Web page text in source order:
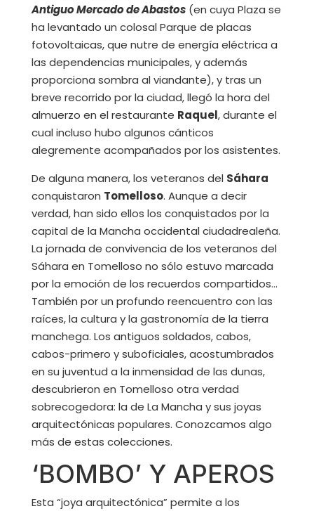
Antiguo Mercado de Abastos(en cuya Plaza se
ha levantado un colosal Parque de placas
fotovoltaicas, que nutre de energía eléctrica a
las dependencias municipales, y además
proporciona sombra al viandante), y tras un
breve recorrido por la ciudad, llegó la hora del
almuerzo en el restaurante Raquel, durante el
cual incluso hubo algunos cánticos
alegremente acompañados por los asistentes.
De alguna manera, los veteranos del Sáhara
conquistaron Tomelloso. Aunque a decir
verdad, han sido ellos los conquistados por la
capital de la Mancha occidental ciudadrealeña.
La jornada de convivencia de los veteranos del
Sáhara en Tomelloso no sólo estuvo marcada
por la emoción de los recuerdos compartidos…
También por un profundo reencuentro con las
raíces, la cultura y la gastronomía de la tierra
manchega. Los antiguos soldados, cabos,
cabos-primero y suboficiales, acostumbrados
en su juventud a la inmensidad de las dunas,
descubrieron en Tomelloso otra verdad
sobrecogedora: la de La Mancha y sus joyas
arquitectónicas populares. Conozcamos algo
más de estas colecciones.
‘BOMBO’ Y APEROS
Esta “joya arquitectónica” permite a los